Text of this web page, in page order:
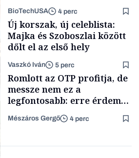
BioTechUSA 4 perc
Új korszak, új celeblista:
Majka és Szoboszlai között
dőlt el az első hely
Vaszkó Iván 5 perc
Romlott az OTP profitja, de
messze nem ez a
legfontosabb: erre érdemes
figyelniük a befektetőknek
Mészáros Gergő 4 perc